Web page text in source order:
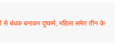
से बंधक बनाकर दुष्कर्म, महिला समेत तीन के